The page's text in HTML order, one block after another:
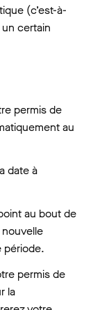
(c’est-à-
certain
permis de
au
date à
au bout de
période.
permis de
la